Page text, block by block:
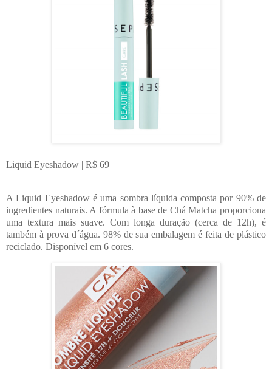
Liquid Eyeshadow | R$ 69
A Liquid Eyeshadow é uma sombra líquida composta por 90% de
ingredientes naturais. A fórmula à base de Chá Matcha proporciona
uma textura mais suave. Com longa duração (cerca de 12h), é
também à prova d´água. 98% de sua embalagem é feita de plástico
reciclado. Disponível em 6 cores.